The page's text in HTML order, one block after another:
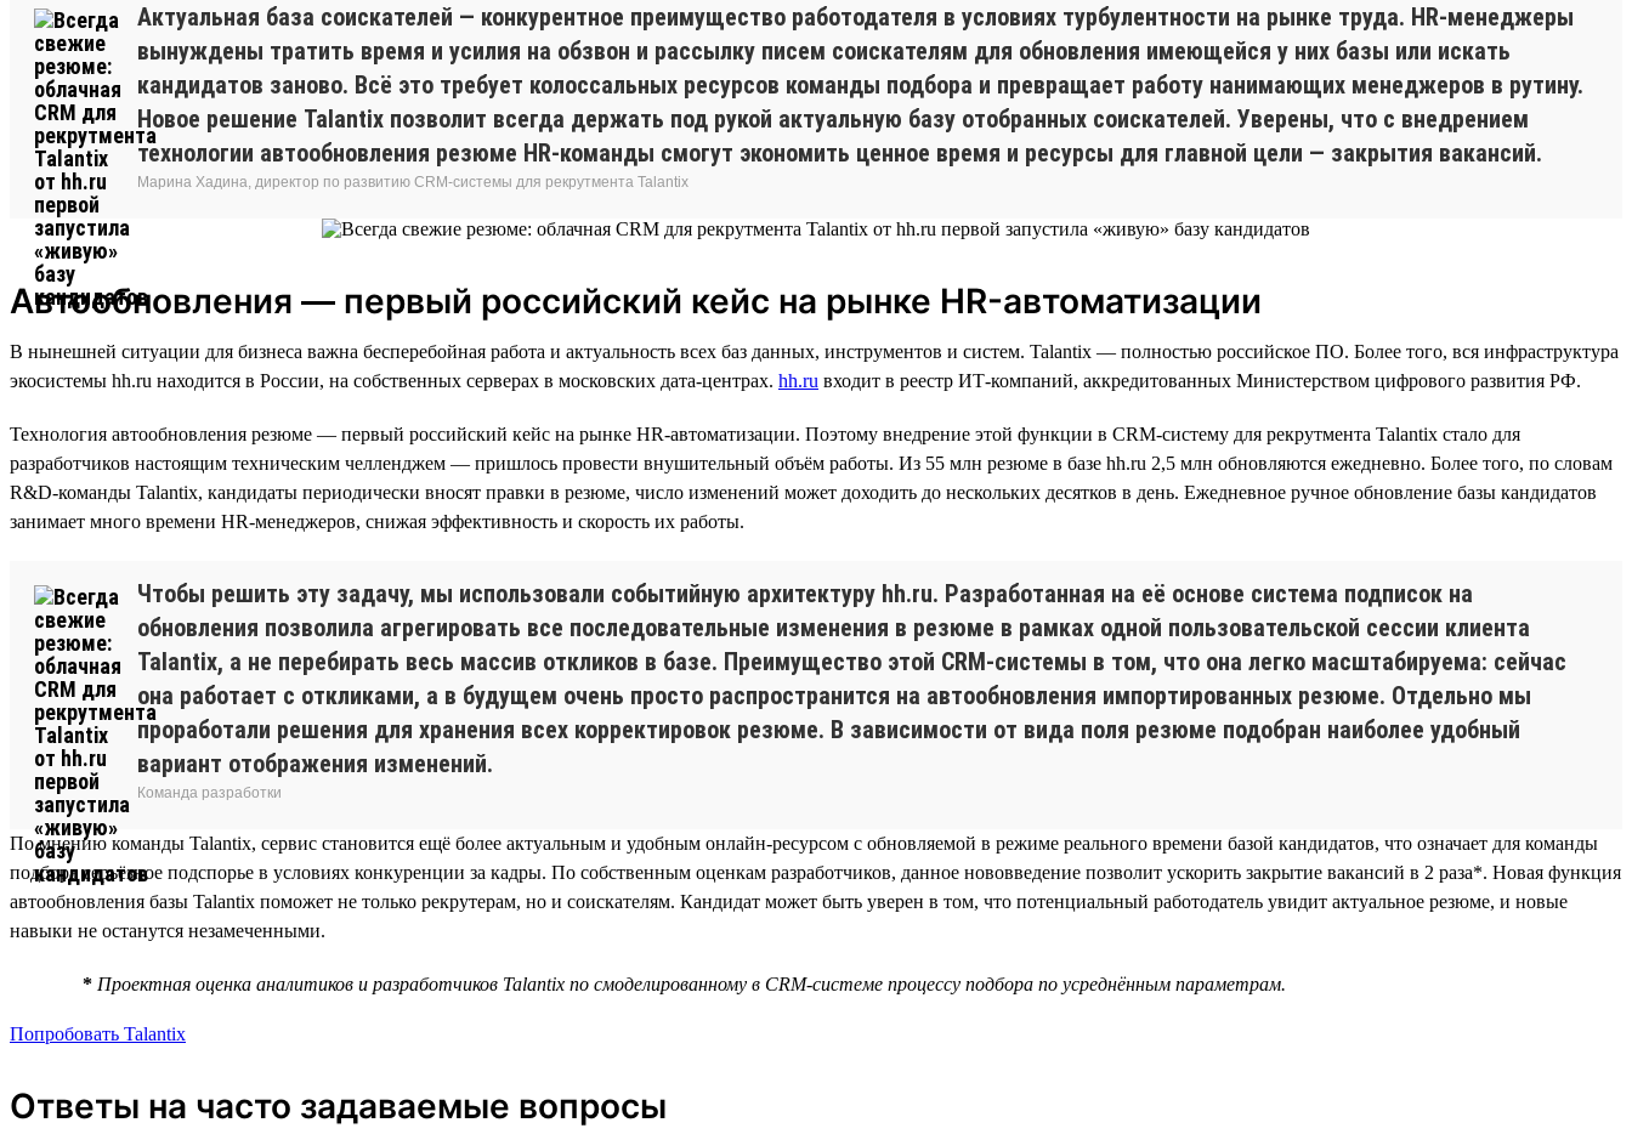
Актуальная база соискателей — конкурентное преимущество работодателя в условиях турбулентности на рынке труда. HR-менеджеры
вынуждены тратить время и усилия на обзвон и рассылку писем соискателям для обновления имеющейся у них базы или искать
кандидатов заново. Всё это требует колоссальных ресурсов команды подбора и превращает работу нанимающих менеджеров в рутину.
Новое решение Talantix позволит всегда держать под рукой актуальную базу отобранных соискателей. Уверены, что с внедрением
технологии автообновления резюме HR-команды смогут экономить ценное время и ресурсы для главной цели — закрытия вакансий.
Марина Хадина, директор по развитию CRM-системы для рекрутмента Talantix
Автообновления — первый российский кейс на рынке HR-автоматизации
В нынешней ситуации для бизнеса важна бесперебойная работа и актуальность всех баз данных, инструментов и систем. Talantix — полностью российское ПО. Более того, вся инфраструктура
экосистемы hh.ru находится в России, на собственных серверах в московских дата-центрах. hh.ru входит в реестр ИТ-компаний, аккредитованных Министерством цифрового развития РФ.
Технология автообновления резюме — первый российский кейс на рынке HR-автоматизации. Поэтому внедрение этой функции в CRM-систему для рекрутмента Talantix стало для
разработчиков настоящим техническим челленджем — пришлось провести внушительный объём работы. Из 55 млн резюме в базе hh.ru 2,5 млн обновляются ежедневно. Более того, по словам
R&D-команды Talantix, кандидаты периодически вносят правки в резюме, число изменений может доходить до нескольких десятков в день. Ежедневное ручное обновление базы кандидатов
занимает много времени HR-менеджеров, снижая эффективность и скорость их работы.
Чтобы решить эту задачу, мы использовали событийную архитектуру hh.ru. Разработанная на её основе система подписок на
обновления позволила агрегировать все последовательные изменения в резюме в рамках одной пользовательской сессии клиента
Talantix, а не перебирать весь массив откликов в базе. Преимущество этой CRM-системы в том, что она легко масштабируема: сейчас
она работает с откликами, а в будущем очень просто распространится на автообновления импортированных резюме. Отдельно мы
проработали решения для хранения всех корректировок резюме. В зависимости от вида поля резюме подобран наиболее удобный
вариант отображения изменений.
Команда разработки
По мнению команды Talantix, сервис становится ещё более актуальным и удобным онлайн-ресурсом с обновляемой в режиме реального времени базой кандидатов, что означает для команды
подбора серьёзное подспорье в условиях конкуренции за кадры. По собственным оценкам разработчиков, данное нововведение позволит ускорить закрытие вакансий в 2 раза*. Новая функция
автообновления базы Talantix поможет не только рекрутерам, но и соискателям. Кандидат может быть уверен в том, что потенциальный работодатель увидит актуальное резюме, и новые
навыки не останутся незамеченными.
* Проектная оценка аналитиков и разработчиков Talantix по смоделированному в CRM-системе процессу подбора по усреднённым параметрам.
Попробовать Talantix
Ответы на часто задаваемые вопросы